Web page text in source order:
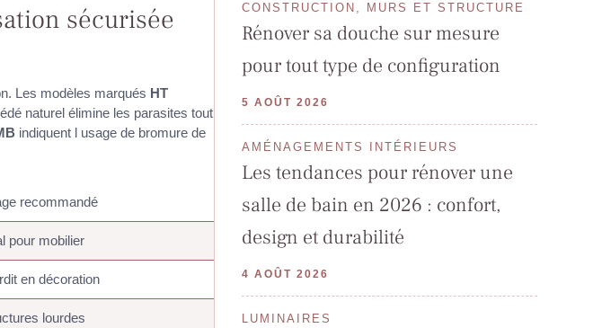
sécurisée
Les modèles marqués HT
naturel élimine les parasites tout
indiquent l usage de bromure de
recommandé
pour mobilier
en décoration
lourdes
CONSTRUCTION, MURS ET STRUCTURE
Rénover sa douche sur mesure
pour tout type de configuration
5 AOÛT 2026
AMÉNAGEMENTS INTÉRIEURS
Les tendances pour rénover une
salle de bain en 2026 : confort,
design et durabilité
4 AOÛT 2026
LUMINAIRES